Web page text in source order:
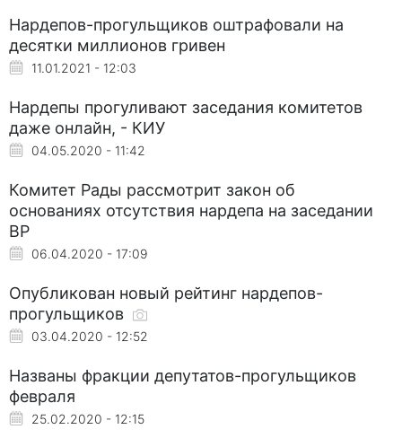
Нардепов-прогульщиков оштрафовали на
десятки миллионов гривен
11.01.2021 - 12:03
Нардепы прогуливают заседания комитетов
даже онлайн, - КИУ
04.05.2020 - 11:42
Комитет Рады рассмотрит закон об
основаниях отсутствия нардепа на заседании
ВР
06.04.2020 - 17:09
Опубликован новый рейтинг нардепов-
прогульщиков
03.04.2020 - 12:52
Названы фракции депутатов-прогульщиков
февраля
25.02.2020 - 12:15